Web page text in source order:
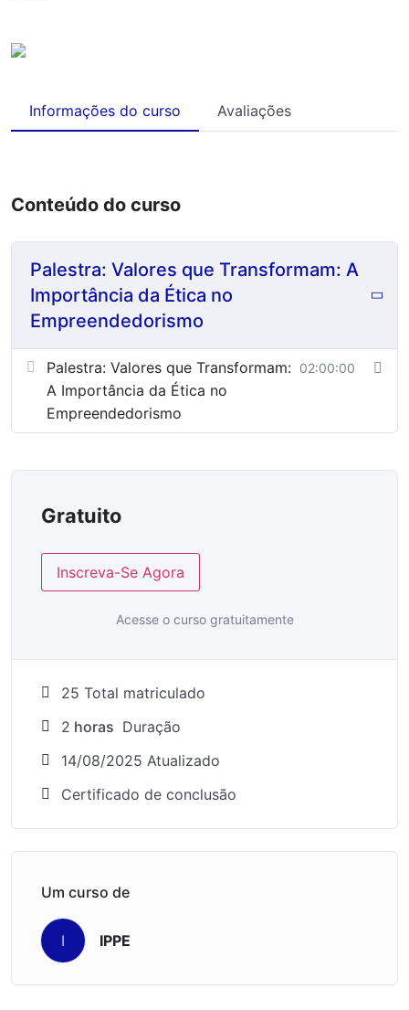
Informações do curso Avaliações
Conteúdo do curso
Palestra: Valores que Transformam: A
Importância da Ética no
Empreendedorismo
Palestra: Valores que Transformam:
A Importância da Ética no
Empreendedorismo
02:00:00
Gratuito
Inscreva-Se Agora
Acesse o curso gratuitamente
25 Total matriculado
2 horas Duração
14/08/2025 Atualizado
Certificado de conclusão
Um curso de
I IPPE